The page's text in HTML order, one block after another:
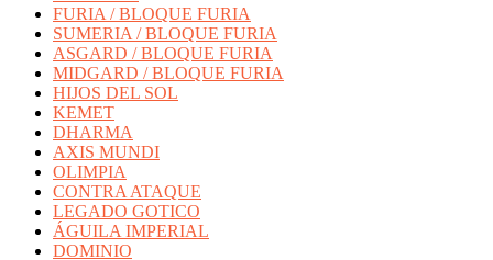
FURIA / BLOQUE FURIA
SUMERIA / BLOQUE FURIA
ASGARD / BLOQUE FURIA
MIDGARD / BLOQUE FURIA
HIJOS DEL SOL
KEMET
DHARMA
AXIS MUNDI
OLIMPIA
CONTRA ATAQUE
LEGADO GOTICO
ÁGUILA IMPERIAL
DOMINIO